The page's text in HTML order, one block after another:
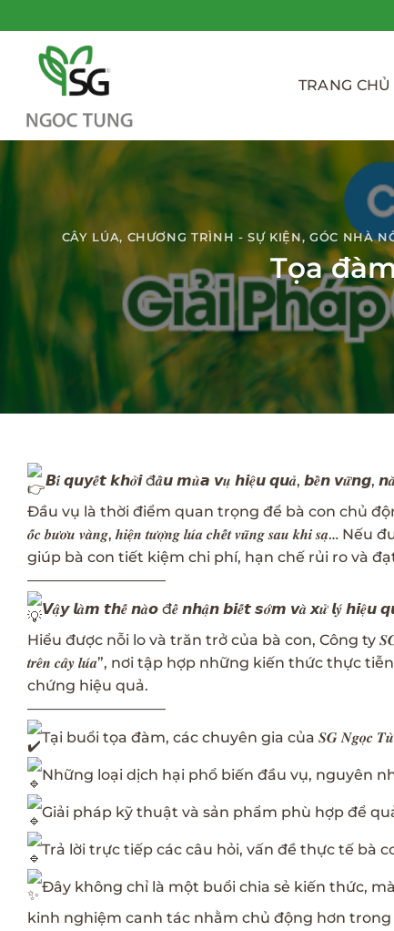
qua
TRANG CHỦ
CÂY LÚA, CHƯƠNG TRÌNH - SỰ KIỆN, GÓC NHÀ
Tọa
𝘽𝒊́ 𝙦𝙪𝙮𝒆̂́𝙩 𝙠𝙝𝒐̛̉𝙞 đ𝒂̂̀𝙪 𝙢𝒖̀𝙖 𝙫𝒖̣ 𝙝𝙞𝒆̣̂𝙪 𝙦𝙪𝒂̉, 𝙗𝒆̂̀𝙣 𝙫𝒖̛̃𝙣𝙜,
Đầu vụ là thời điểm quan trọng để bà con chủ
𝒐̂́𝒄 𝒃𝒖̛𝒐̛𝒖 𝒗𝒂̀𝒏𝒈, 𝒉𝒊𝒆̣̂𝒏 𝒕𝒖̛𝒐̛̣𝒏𝒈 𝒍𝒖́𝒂 𝒄𝒉𝒆̂́𝒕 𝒗𝒖̃𝒏𝒈 𝒔𝒂𝒖 𝒌𝒉𝒊
giúp bà con tiết kiệm chi phí, hạn chế rủi ro và
—————————–
𝙑𝒂̣̂𝙮 𝙡𝒂̀𝙢 𝙩𝙝𝒆̂́ 𝙣𝒂̀𝙤 đ𝒆̂̉ 𝙣𝙝𝒂̣̂𝙣 𝙗𝙞𝒆̂́𝙩 𝙨𝒐̛́𝙢 𝙫𝒂̀ 𝙭𝒖̛̉ 𝙡𝒚́ 𝙝𝙞𝒆̣̂𝙪
Hiểu được nỗi lo và trăn trở của bà con, Công ty 𝑺𝑮
𝒕𝒓𝒆̂𝒏 𝒄𝒂̂𝒚 𝒍𝒖́𝒂”, nơi tập hợp những kiến thức thực
chứng hiệu quả.
—————————–
Tại buổi tọa đàm, các chuyên gia của 𝑺𝑮 𝑵𝒈𝒐̣𝒄
Những loại dịch hại phổ biến đầu vụ, nguyên
Giải pháp kỹ thuật và sản phẩm phù hợp để
Trả lời trực tiếp các câu hỏi, vấn đề thực tế bà
Đây không chỉ là một buổi chia sẻ kiến thức,
kinh nghiệm canh tác nhằm chủ động hơn trong